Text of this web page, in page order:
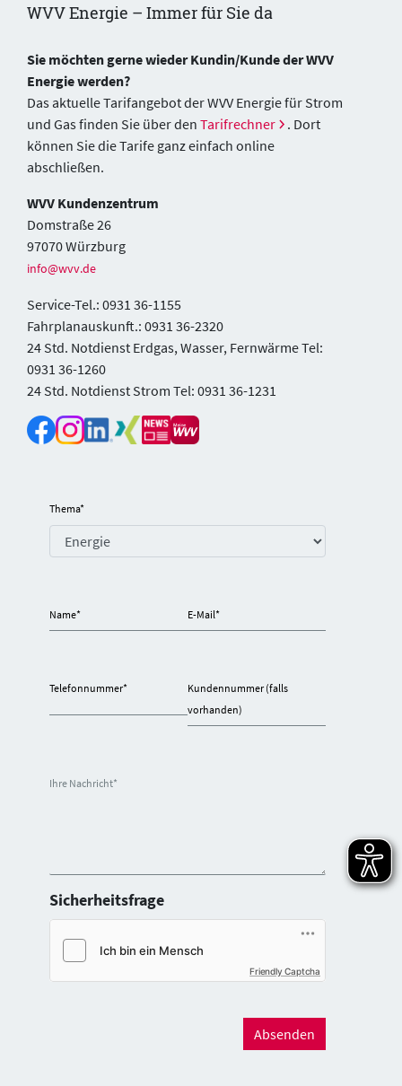
WVV Energie – Immer für Sie da
Sie möchten gerne wieder Kundin/Kunde der WVV
Energie werden?
Das aktuelle Tarifangebot der WVV Energie für Strom
und Gas finden Sie über den Tarifrechner
. Dort
können Sie die Tarife ganz einfach online
abschließen.
WVV Kundenzentrum
Domstraße 26
97070 Würzburg
info@wvv.de
Service-Tel.: 0931 36-1155
Fahrplanauskunft.: 0931 36-2320
24 Std. Notdienst Erdgas, Wasser, Fernwärme Tel:
0931 36-1260
24 Std. Notdienst Strom Tel: 0931 36-1231
Thema*
Name* E-Mail*
Telefonnummer*
Kundennummer (falls
vorhanden)
Ihre Nachricht*
Friendly Captcha
Sicherheitsfrage
Absenden